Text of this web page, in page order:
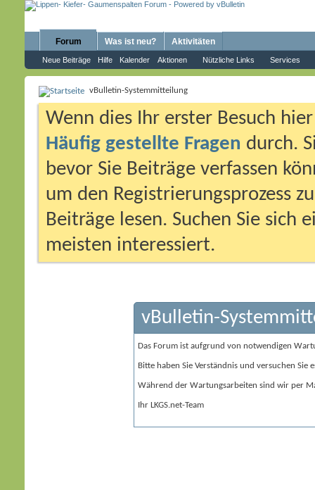
Forum
Neue Beiträge Hilfe Kalender Aktionen Nützliche Links Services
Was ist neu? Aktivitäten
vBulletin-Systemmitteilung
Wenn dies Ihr erster Besuch
Häufig gestellte Fragen durch.
bevor Sie Beiträge verfassen
um den Registrierungsprozess
Beiträge lesen. Suchen Sie sich
meisten interessiert.
vBulletin-
Das Forum ist aufgrund von notwendigen
Bitte haben Sie Verständnis und versuchen Sie
Während der Wartungsarbeiten sind wir per
Ihr LKGS.net-Team